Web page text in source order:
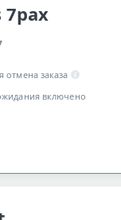
7pax
отмена заказа
включено